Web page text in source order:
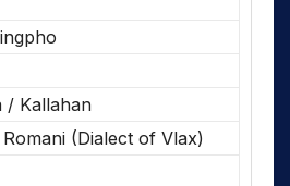
/ Kallahan
(Dialect of Vlax)